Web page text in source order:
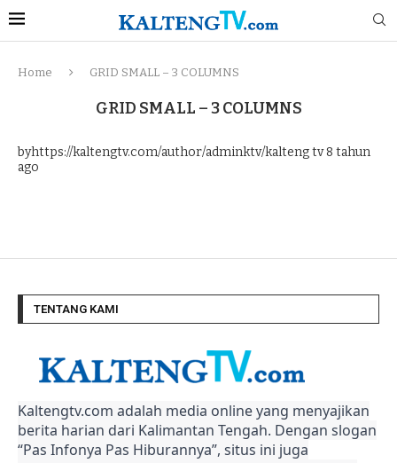
Home GRID SMALL – 3 COLUMNS
GRID SMALL – 3 COLUMNS
byhttps://kaltengtv.com/author/adminktv/kalteng tv8 tahun
ago
TENTANG KAMI
Kaltengtv.com adalah media online yang menyajikan
berita harian dari Kalimantan Tengah. Dengan slogan
“Pas Infonya Pas Hiburannya”, situs ini juga